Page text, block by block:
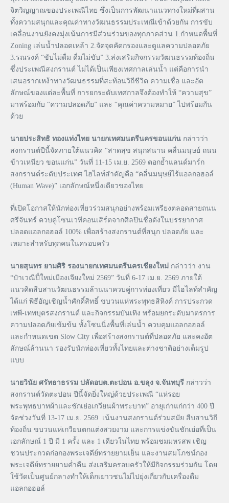
จิตวิญญาณของประเพณีไทย ซึ่งเป็นการพัฒนาแนวทางใหม่ที่ผสาน
ทั้งความสนุกและคุณค่าทางวัฒนธรรมประเพณีเข้าด้วยกัน การขับ
เคลื่อนงานยังคงมุ่งเน้นการมีส่วนร่วมของทุกภาคส่วน 1.กำหนดพื้นที่
Zoning เล่นน้ำปลอดเหล้า 2.จัดจุดคัดกรองและดูแลความปลอดภัย
3.รณรงค์ “ขับไม่ดื่ม ดื่มไม่ขับ” 3.ส่งเสริมกิจกรรมวัฒนธรรมท้องถิ่น
ซึ่งประเพณีสงกรานต์ ไม่ได้เป็นเพียงเทศกาลเล่นน้ำ แต่คือการนำ
เสนอรากเหง้าทางวัฒนธรรมที่สะท้อนวิถีชีวิต ความเชื่อ และอัต
ลักษณ์ของแต่ละพื้นที่ การยกระดับเทศกาลจึงต้องทำให้ “ความสุข”
มาพร้อมกับ “ความปลอดภัย” และ “คุณค่าความหมาย” ไปพร้อมกัน
ด้วย
นายประสิทธิ ทองแท่งไทย นายกเทศมนตรีนครขอนแก่น กล่าวว่า
สงกรานต์ปีนี้จัดภายใต้แนวคิด “สาดสุข สนุกสนาน คลื่นมนุษย์ ถนน
ข้าวเหนียว ขอนแก่น” วันที่ 11-15 เม.ย. 2569 ตอกย้ำแลนด์มาร์ก
สงกรานต์ระดับประเทศ ไฮไลท์สำคัญคือ “คลื่นมนุษย์ไร้แอลกอฮอล์
(Human Wave)” เอกลักษณ์หนึ่งเดียวของไทย
ที่เปิดโอกาสให้นักท่องเที่ยวร่วมสนุกอย่างพร้อมเพรียงตลอดสายถนน
ศรีจันทร์ ควบคู่โซนเวทีคอนเสิร์ตจากศิลปินชื่อดังในบรรยากาศ
ปลอดแอลกอฮอล์ 100% เพื่อสร้างสงกรานต์ที่สนุก ปลอดภัย และ
เหมาะสำหรับทุกคนในครอบครัว
นายสุนทร ยามศิริ รองนายกเทศมนตรีนครเชียงใหม่ กล่าวว่า งาน
“ป๋าเวณีปี๋ใหม่เมืองเจียงใหม่ 2569” วันที่ 6-17 เม.ย. 2569 ภายใต้
แนวคิดสืบสานวัฒนธรรมล้านนาควบคู่การท่องเที่ยว มีไฮไลท์สำคัญ
ได้แก่ พิธีอัญเชิญน้ำศักดิ์สิทธิ์ ขบวนแห่พระพุทธสิหิงค์ การประกวด
เทพี-เทพบุตรสงกรานต์ และกิจกรรมบันเทิง พร้อมยกระดับมาตรการ
ความปลอดภัยเข้มข้น ทั้งโซนนิ่งพื้นที่เล่นน้ำ ควบคุมแอลกอฮอล์
และกำหนดเขต Slow City เพื่อสร้างสงกรานต์ที่ปลอดภัย และคงอัต
ลักษณ์ล้านนา รองรับนักท่องเที่ยวทั้งไทยและต่างชาติอย่างเต็มรูป
แบบ
นายวินัย ศรัทธาธรรม ปลัดอบต.ตะปอน อ.ขลุง จ.จันทบุรี กล่าวว่า
สงกรานต์วัดตะปอน ปีนี้จัดยิ่งใหญ่ด้วยประเพณี “แห่รอย
พระพุทธบาทผ้าและชักเย่อเกวียนผ้าพระบาท” อายุเก่าแก่กว่า 400 ปี
จัดช่วงวันที่ 13-17 เม.ย. 2569 เน้นงานสงกรานต์ร่วมสมัย สืบสานวิถี
ท้องถิ่น ขบวนแห่เกวียนตกแต่งสวยงาม และการแข่งขันชักเย่อที่เป็น
เอกลักษณ์ 1 ปี มี 1 ครั้ง และ 1 เดียวในไทย พร้อมชมมหรสพ เชิญ
ชวนประกวดก่อกองพระเจดีย์ทรายยามเย็น และงานสมโภชน์กอง
พระเจดีย์ทรายยามค่ำคืน ส่งเสริมครอบครัวให้มีกิจกรรมร่วมกัน โดย
ใช้วัดเป็นศูนย์กลางทำให้เด็กเยาวชนไม่ไปยุ่งเกี่ยวกับเครื่องดื่ม
แอลกอฮอล์